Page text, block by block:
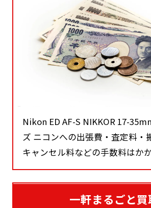
Nikon ED AF-S NIKKOR 17-
ズ ニコンへの出張費・査定料・
キャンセル料などの手数料はか
一軒まるごと買